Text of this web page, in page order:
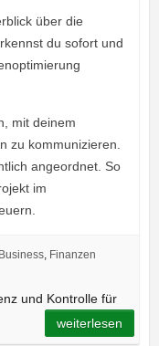
über die
du sofort und
mit deinem
zu kommunizieren.
angeordnet. So
im
Business, Finanzen
und Kontrolle für
weiterlesen